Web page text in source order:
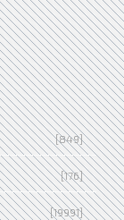
[849]
[176]
[19991]